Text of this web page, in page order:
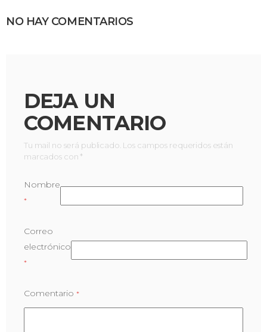
NO HAY COMENTARIOS
DEJA UN
COMENTARIO
Tu mail no será publicado. Los campos requeridos están
marcados con *
Nombre
*
Correo
electrónico
*
Comentario *